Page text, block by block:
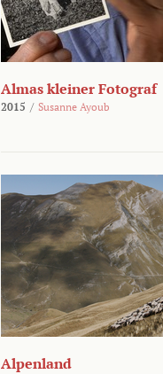
Almas kleiner Fotograf
2015 / Susanne Ayoub
Alpenland